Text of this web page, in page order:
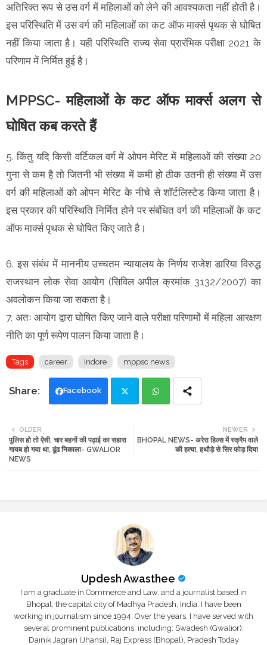
अतिरिक्त रूप से उस वर्ग में महिलाओं को लेने की आवश्यकता नहीं होती है।
इस परिस्थिति में उस वर्ग की महिलाओं का कट ऑफ मार्क्स पृथक से घोषित
नहीं किया जाता है। यही परिस्थिति राज्य सेवा प्रारंभिक परीक्षा 2021 के
परिणाम में निर्मित हुई है।
MPPSC- महिलाओं के कट ऑफ मार्क्स अलग से
घोषित कब करते हैं
5. किंतु यदि किसी वर्टिकल वर्ग में ओपन मेरिट में महिलाओं की संख्या 20
गुना से कम है तो जितनी भी संख्या में कमी हो ठीक उतनी ही संख्या में उस
वर्ग की महिलाओं को ओपन मेरिट के नीचे से शॉर्टलिस्टेड किया जाता है।
इस प्रकार की परिस्थिति निर्मित होने पर संबंधित वर्ग की महिलाओं के कट
ऑफ मार्क्स पृथक से घोषित किए जाते है।
6. इस संबंध में माननीय उच्चतम न्यायालय के निर्णय राजेश डारिया विरुद्ध
राजस्थान लोक सेवा आयोग (सिविल अपील क्रमांक 3132/2007) का
अवलोकन किया जा सकता है।
7. अतः आयोग द्वारा घोषित किए जाने वाले परीक्षा परिणामों में महिला आरक्षण
नीति का पूर्ण रूपेण पालन किया जाता है।
Tags career Indore mppsc news
Facebook
tte ats
NEWER
BHOPAL NEWS- अरेरा हिल्स में स्क्रैप वाले
की हत्या, हथौड़े से सिर फोड़ दिया
OLDER
पुलिस हो तो ऐसी, चार बहनों की पढ़ाई का सहारा
गायब हो गया था, ढूंढ निकाला- GWALIOR
NEWS
Updesh Awasthee
I am a graduate in Commerce and Law, and a journalist based in
Bhopal, the capital city of Madhya Pradesh, India. I have been
working in journalism since 1994. Over the years, I have served with
several prominent publications, including: Swadesh (Gwalior),
Dainik Jagran (Jhansi), Raj Express (Bhopal), Pradesh Today